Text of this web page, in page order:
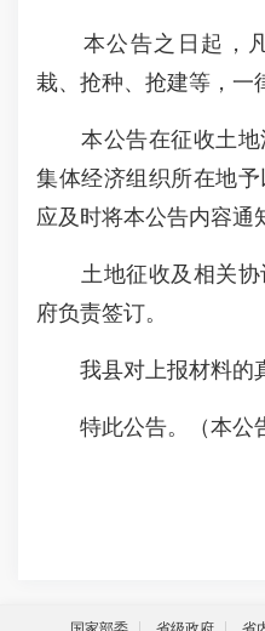
本公告之日起，凡
栽、抢种、抢建等，一
本公告在征收土地
集体经济组织所在地
应及时将本公告内容通
土地征收及相关协
府负责签订。
我县对上报材料的真
特此公告。（本公告